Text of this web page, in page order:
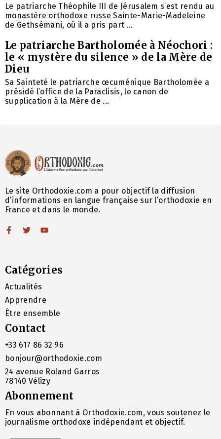
Le patriarche Théophile III de Jérusalem s’est rendu au
monastère orthodoxe russe Sainte-Marie-Madeleine
de Gethsémani, où il a pris part ...
Le patriarche Bartholomée à Néochori :
le « mystère du silence » de la Mère de
Dieu
Sa Sainteté le patriarche œcuménique Bartholomée a
présidé l’office de la Paraclisis, le canon de
supplication à la Mère de ...
Le site Orthodoxie.com a pour objectif la diffusion
d’informations en langue française sur l’orthodoxie en
France et dans le monde.
Catégories
Actualités
Apprendre
Être ensemble
Contact
+33 617 86 32 96
bonjour@orthodoxie.com
24 avenue Roland Garros
78140 Vélizy
Abonnement
En vous abonnant à Orthodoxie.com, vous soutenez le
journalisme orthodoxe indépendant et objectif.